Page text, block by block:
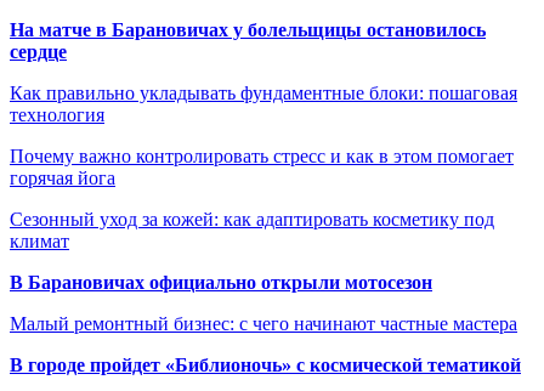
На матче в Барановичах у болельщицы остановилось
сердце
Как правильно укладывать фундаментные блоки: пошаговая
технология
Почему важно контролировать стресс и как в этом помогает
горячая йога
Сезонный уход за кожей: как адаптировать косметику под
климат
В Барановичах официально открыли мотосезон
Малый ремонтный бизнес: с чего начинают частные мастера
В городе пройдет «Библионочь» с космической тематикой